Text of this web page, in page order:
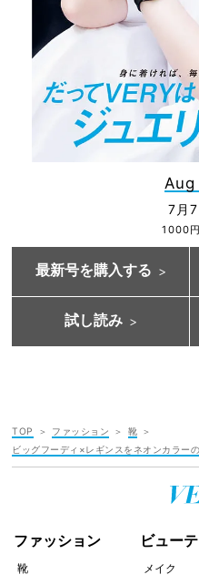
7月
1000円
最新号を購入する
試し読み
TOP ファッション
靴
ビッグフーディ×レギンスをネオンカラー
ファッション
靴
ビュー
メイク